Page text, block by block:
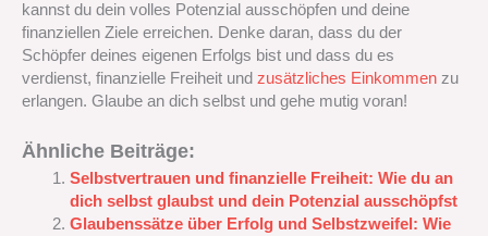
kannst du dein volles Potenzial ausschöpfen und deine
finanziellen Ziele erreichen. Denke daran, dass du der
Schöpfer deines eigenen Erfolgs bist und dass du es
verdienst, finanzielle Freiheit und zusätzliches Einkommen zu
erlangen. Glaube an dich selbst und gehe mutig voran!
Ähnliche Beiträge:
Selbstvertrauen und finanzielle Freiheit: Wie du an
dich selbst glaubst und dein Potenzial ausschöpfst
Glaubenssätze über Erfolg und Selbstzweifel: Wie